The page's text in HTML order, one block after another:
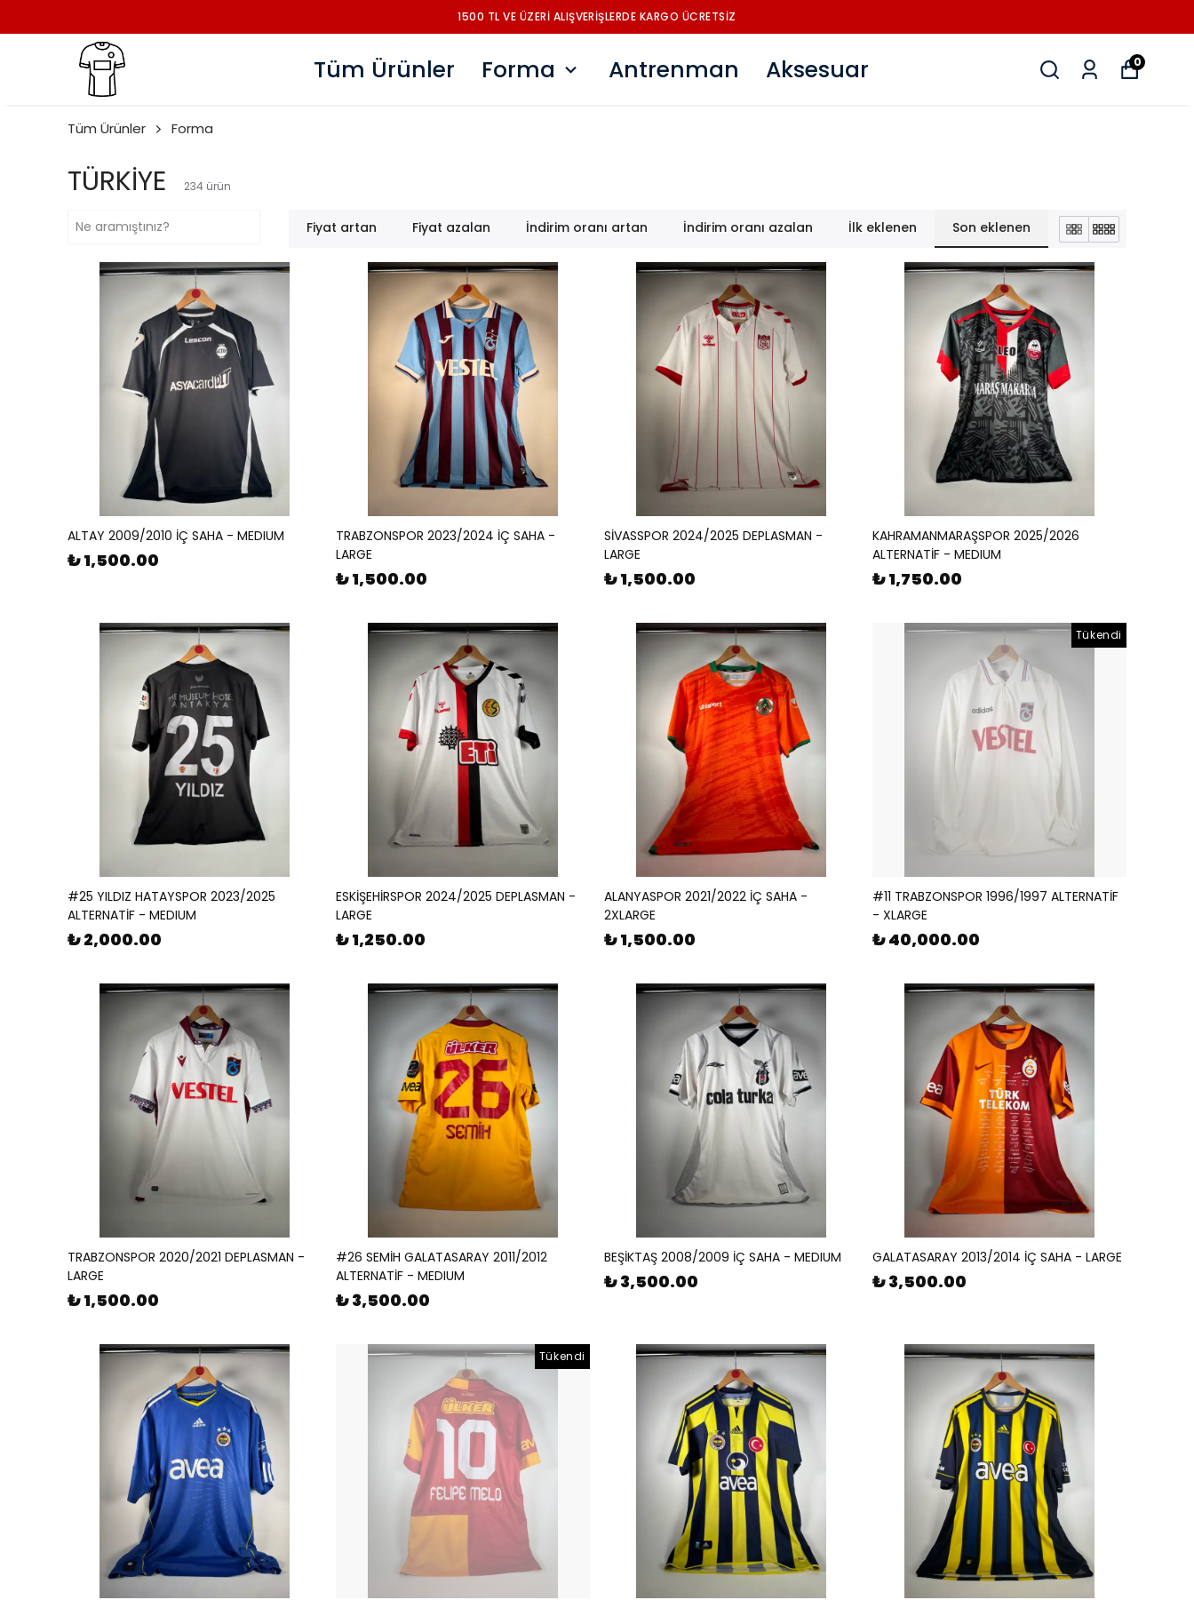
1500 TL VE ÜZERİ ALIŞVERİŞLERDE KARGO ÜCRETSİZ
Tüm Ürünler Forma Antrenman Aksesuar 0
Tüm Ürünler Forma
TÜRKİYE 234 ürün
Fiyat artan Fiyat azalan İndirim oranı artan İndirim oranı azalan İlk eklenen Son eklenen
ALTAY 2009/2010 İÇ SAHA - MEDIUM
₺ 1,500.00
TRABZONSPOR 2023/2024 İÇ SAHA -
LARGE
₺ 1,500.00
SİVASSPOR 2024/2025 DEPLASMAN -
LARGE
₺ 1,500.00
KAHRAMANMARAŞSPOR 2025/2026
ALTERNATİF - MEDIUM
₺ 1,750.00
#25 YILDIZ HATAYSPOR 2023/2025
ALTERNATİF - MEDIUM
₺ 2,000.00
ESKİŞEHİRSPOR 2024/2025 DEPLASMAN -
LARGE
₺ 1,250.00
ALANYASPOR 2021/2022 İÇ SAHA -
2XLARGE
₺ 1,500.00
Tükendi
#11 TRABZONSPOR 1996/1997 ALTERNATİF
- XLARGE
₺ 40,000.00
TRABZONSPOR 2020/2021 DEPLASMAN -
LARGE
₺ 1,500.00
#26 SEMİH GALATASARAY 2011/2012
ALTERNATİF - MEDIUM
₺ 3,500.00
BEŞİKTAŞ 2008/2009 İÇ SAHA - MEDIUM
₺ 3,500.00
GALATASARAY 2013/2014 İÇ SAHA - LARGE
₺ 3,500.00
Tükendi